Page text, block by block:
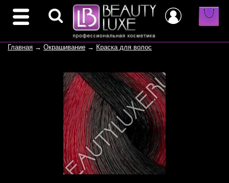
Главная → Окрашивание → Краска для волос